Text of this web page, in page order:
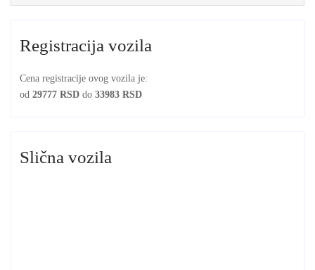
Registracija vozila
Cena registracije ovog vozila je:
od 29777 RSD do 33983 RSD
Slična vozila